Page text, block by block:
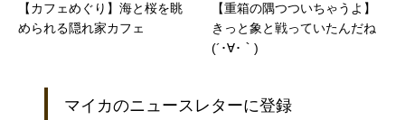
【カフェめぐり】海と桜を眺
められる隠れ家カフェ
【重箱の隅つついちゃうよ】
きっと象と戦っていたんだね
(´･∀･｀)
マイカのニュースレターに登録